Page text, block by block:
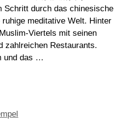
Schritt durch das chinesische
meditative Welt. Hinter
Viertels mit seinen
zahlreichen Restaurants.
und das …